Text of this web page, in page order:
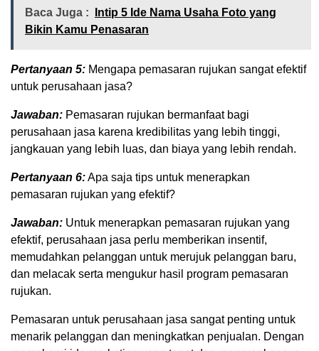
Baca Juga :
Intip 5 Ide Nama Usaha Foto yang
Bikin Kamu Penasaran
Pertanyaan 5: Mengapa pemasaran rujukan sangat efektif
untuk perusahaan jasa?
Jawaban: Pemasaran rujukan bermanfaat bagi
perusahaan jasa karena kredibilitas yang lebih tinggi,
jangkauan yang lebih luas, dan biaya yang lebih rendah.
Pertanyaan 6:Apa saja tips untuk menerapkan
pemasaran rujukan yang efektif?
Jawaban: Untuk menerapkan pemasaran rujukan yang
efektif, perusahaan jasa perlu memberikan insentif,
memudahkan pelanggan untuk merujuk pelanggan baru,
dan melacak serta mengukur hasil program pemasaran
rujukan.
Pemasaran untuk perusahaan jasa sangat penting untuk
menarik pelanggan dan meningkatkan penjualan. Dengan